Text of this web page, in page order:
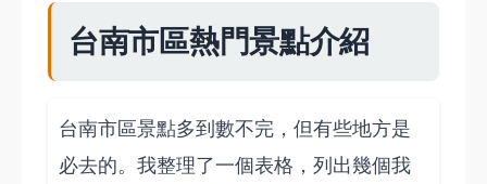
台南市區熱門景點介紹
台南市區景點多到數不完，但有些地方是
必去的。我整理了一個表格，列出幾個我